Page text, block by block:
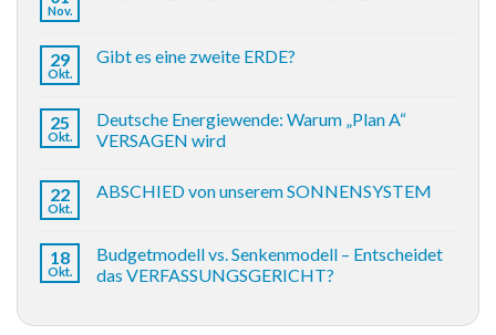
Nov.
29
Okt.
Gibt es eine zweite ERDE?
25
Okt.
Deutsche Energiewende: Warum „Plan A“
VERSAGEN wird
22
Okt.
ABSCHIED von unserem SONNENSYSTEM
18
Okt.
Budgetmodell vs. Senkenmodell – Entscheidet
das VERFASSUNGSGERICHT?